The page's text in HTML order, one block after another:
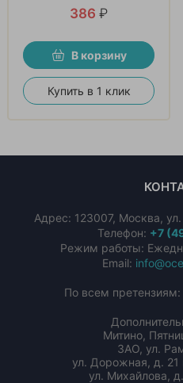
386 ₽
В корзину
Купить в 1 клик
Адрес: 123007, Москва,
Телефон: +7
Режим работы:
Email:
По всем претензиям:
Митино,
ЗАО, ул.
ул. Дорожная, д.
ул. Михайлова,